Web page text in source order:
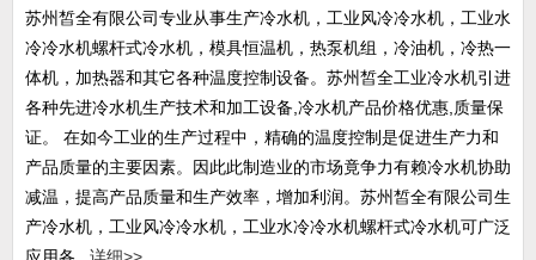
苏州皙全有限公司专业从事生产冷水机，工业风冷冷水机，工业水
冷冷水机螺杆式冷水机，模具恒温机，热泵机组，冷油机，冷热一
体机，加热器和其它各种温度控制设备。苏州皙全工业冷水机引进
各种先进冷水机生产技术和加工设备,冷水机产品价格优惠,质量保
证。 在如今工业的生产过程中，精确的温度控制是促进生产力和
产品质量的主要因素。因此此制造业的市场竟争力有赖冷水机协助
减温，提高产品质量和生产效率，增加利润。苏州皙全有限公司生
产冷水机，工业风冷冷水机，工业水冷冷水机螺杆式冷水机可广泛